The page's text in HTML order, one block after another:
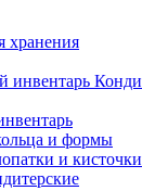
хранения
и формы
и кисточки